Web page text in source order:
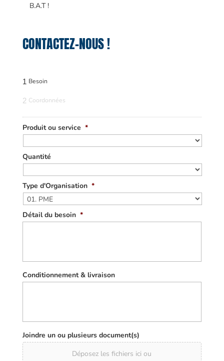
B.A.T !
CONTACTEZ-NOUS !
1 Besoin
2 Coordonnées
Produit ou service *
Quantité
Type d'Organisation *
Détail du besoin *
Conditionnement & livraison
Joindre un ou plusieurs document(s)
Déposez les fichiers ici ou